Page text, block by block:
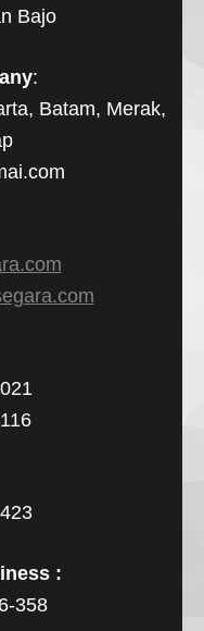
Bajo
:
Batam, Merak,
:
358